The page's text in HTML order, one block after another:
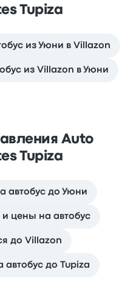
Tupiza
из Уюни в Villazon
из Villazon в Уюни
Auto
Tupiza
автобус до Уюни
цены на автобус
до Villazon
автобус до Tupiza